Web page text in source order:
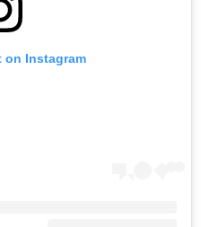
on Instagram